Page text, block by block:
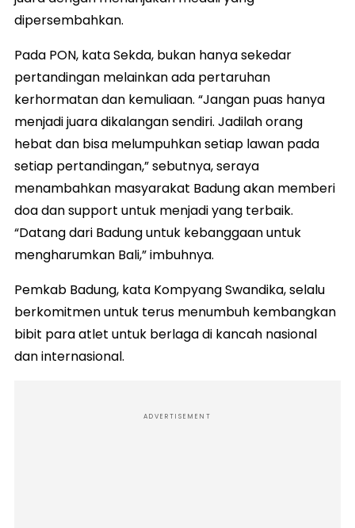
dipersembahkan.
Pada PON, kata Sekda, bukan hanya sekedar
pertandingan melainkan ada pertaruhan
kerhormatan dan kemuliaan. “Jangan puas hanya
menjadi juara dikalangan sendiri. Jadilah orang
hebat dan bisa melumpuhkan setiap lawan pada
setiap pertandingan,” sebutnya, seraya
menambahkan masyarakat Badung akan memberi
doa dan support untuk menjadi yang terbaik.
“Datang dari Badung untuk kebanggaan untuk
mengharumkan Bali,” imbuhnya.
Pemkab Badung, kata Kompyang Swandika, selalu
berkomitmen untuk terus menumbuh kembangkan
bibit para atlet untuk berlaga di kancah nasional
dan internasional.
ADVERTISEMENT